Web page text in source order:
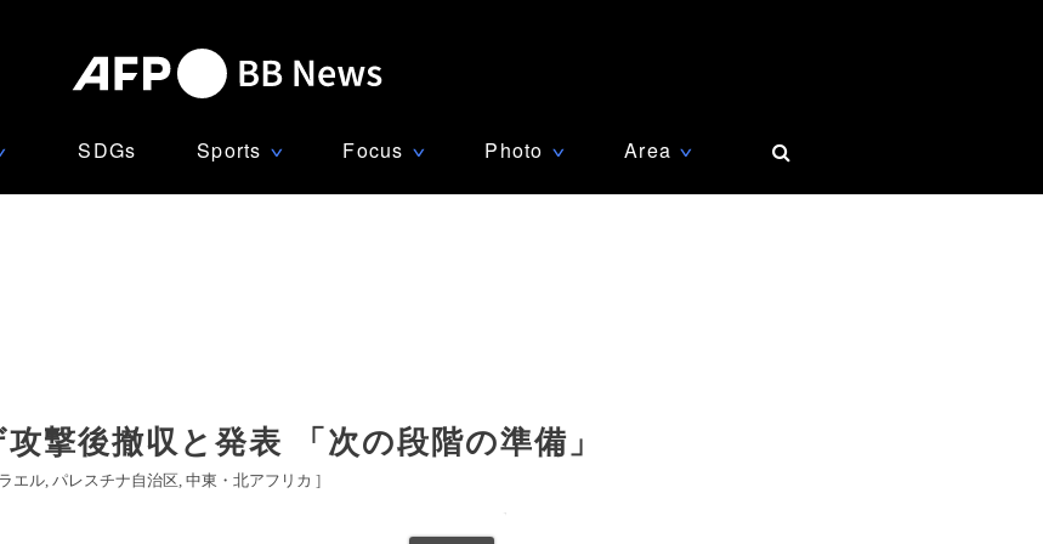
SDGs Sports ∨ Focus ∨ Photo ∨ Area ∨
撃後撤収と発表 「次の段階の準備」
エル パレスチナ自治区 中東・北アフリカ ]